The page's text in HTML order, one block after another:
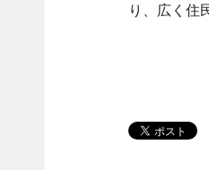
り、広く住